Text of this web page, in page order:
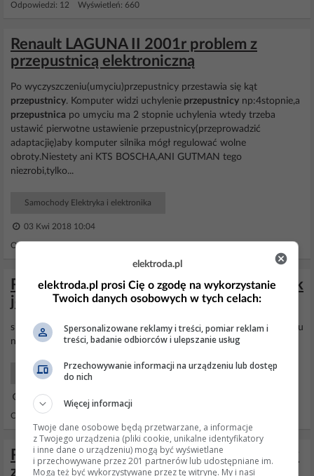
Odpowiedzi: 12 Wyświetleń: 660
Renault LAGUNA II 2001r problem z
przepustnicą elektroniczną
Po wyczyszczeniu(umyciu)przepustnicy przestawia się kąt
przepustnicy. Komputer widzi uchylenie przepustnicy np:4stopnie,a
przepustnica po umyciu ma 2 stopnie uchylenia wtedy trzeba
ustawić pierwotne ustawienie przepustnicy(przeprowadzić
adaptacjię)aby komputer silnika mógł regulować wolne
obroty.Niestety ani KTS BOSCHA,ANI GUTMAN tego
niezrobi,tylko...
Samochody Elektryka i elektronika
03 Kwi 2018 10:04
Odpowiedzi: 24 Wyświetleń: 39549
Renault Thalia 1,4i 75km gaśnie na luzie jak
jest zimna
silnik krokowy lub zanieczyszczonaprzepustnica- rozumiem ze gazu
nie masz zamontowanego Bzdura - ostrzeżenie
Samochody Elektryka i elektronika
17 Wrz 2013 16:12
Odpowiedzi: 28 Wyświetleń: 16703
Renault Megane III 1,6 110KM - Problemy
z rozruchem silnika
elektroda.pl
elektroda.pl prosi Cię o zgodę na wykorzystanie
Twoich danych osobowych w tych celach:
Spersonalizowane reklamy i treści, pomiar reklam i
treści, badanie odbiorców i ulepszanie usług
Przechowywanie informacji na urządzeniu lub dostęp
do nich
Więcej informacji
Twoje dane osobowe będą przetwarzane, a informacje
z Twojego urządzenia (pliki cookie, unikalne identyfikatory
i inne dane o urządzeniu) mogą być wyświetlane
i przechowywane przez 201 partnerów lub udostępniane im.
Mogą też być wykorzystywane przez tę witrynę. My i nasi